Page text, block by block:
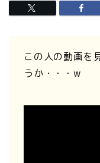
この人の動画を
うか・・・w